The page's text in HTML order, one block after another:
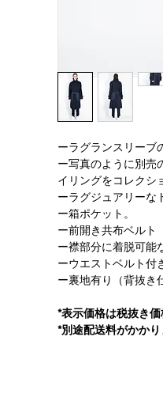
ーラグランスリーブ
ー写真のように別売
イリングをコレクシ
ーラグジュアリーな
ー箱ポケット。
ー前開き共布ベルト
ー襟部分に着脱可能
ーウエストベルト付
ー裏地有り（背抜き
*表示価格は税抜き価
*別途配送料がかかり